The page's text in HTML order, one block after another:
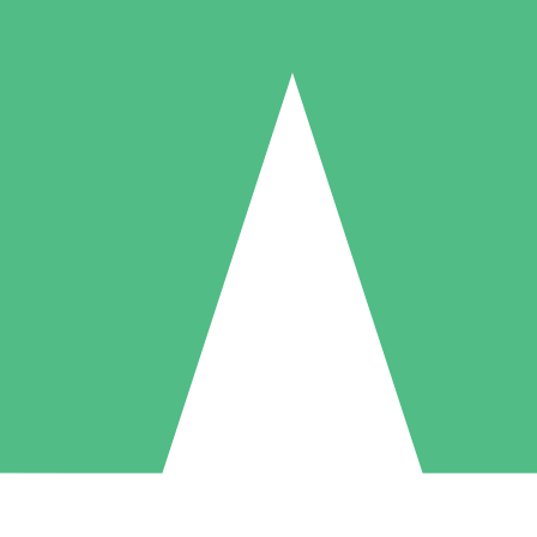
Packs de Crédits Individuels
à l'utilisation avec des crédits de téléchargement. Sans engagement
5 Téléchargements
US$